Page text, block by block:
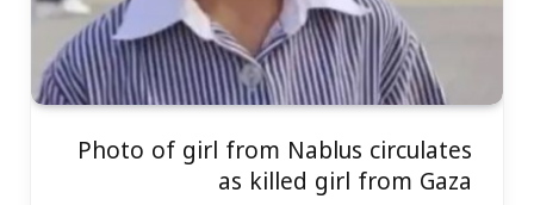
Photo of girl from Nablus circulates
as killed girl from Gaza